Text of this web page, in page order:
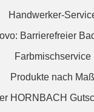
Handwerker-
Barrierefreier
Farbmischservice
Produkte nach Maß
HORNBACH